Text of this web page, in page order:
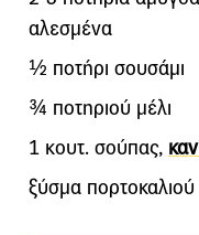
αλεσμένα
½ ποτήρι σουσάμι
¾ ποτηριού μέλι
1 κουτ. σούπας,
ξύσμα πορτοκαλιού